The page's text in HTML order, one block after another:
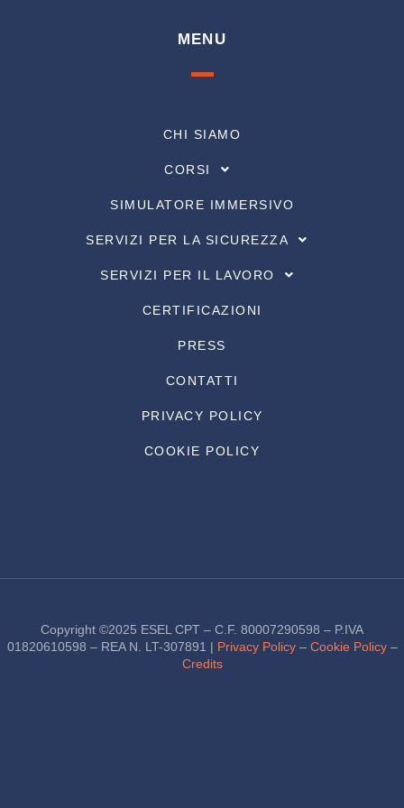
MENU
CHI SIAMO
CORSI
SIMULATORE IMMERSIVO
SERVIZI PER LA SICUREZZA
SERVIZI PER IL LAVORO
CERTIFICAZIONI
PRESS
CONTATTI
PRIVACY POLICY
COOKIE POLICY
Copyright ©2025 ESEL CPT – C.F. 80007290598 – P.IVA
01820610598 – REA N. LT-307891 | Privacy Policy– Cookie Policy–
Credits